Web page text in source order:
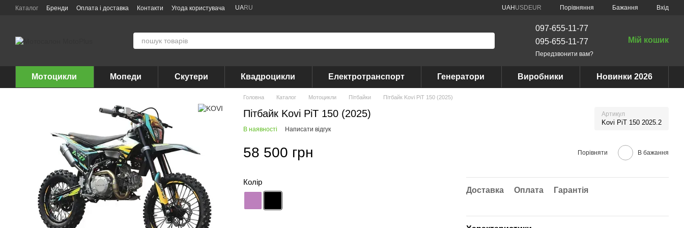
Перейти до основного контенту
Каталог Бренди Оплата і доставка Контакти Угода користувача UARU UAH USD EUR Порівняння Бажання Вхід
097-655-11-77
095-655-11-77
Передзвонити вам?
Мій кошик
Мотоцикли Мопеди Скутери Квадроцикли Електротранспорт Генератори Виробники Новинки 2026
Головна Каталог Мотоцикли Пітбайки Пітбайк Kovi PiT 150 (2025)
Пітбайк Kovi PiT 150 (2025) Артикул
Kovi PiT 150 2025.2
В наявності Написати відгук
58 500 грн Порівняти В бажання
Колір
Доставка Оплата Гарантія